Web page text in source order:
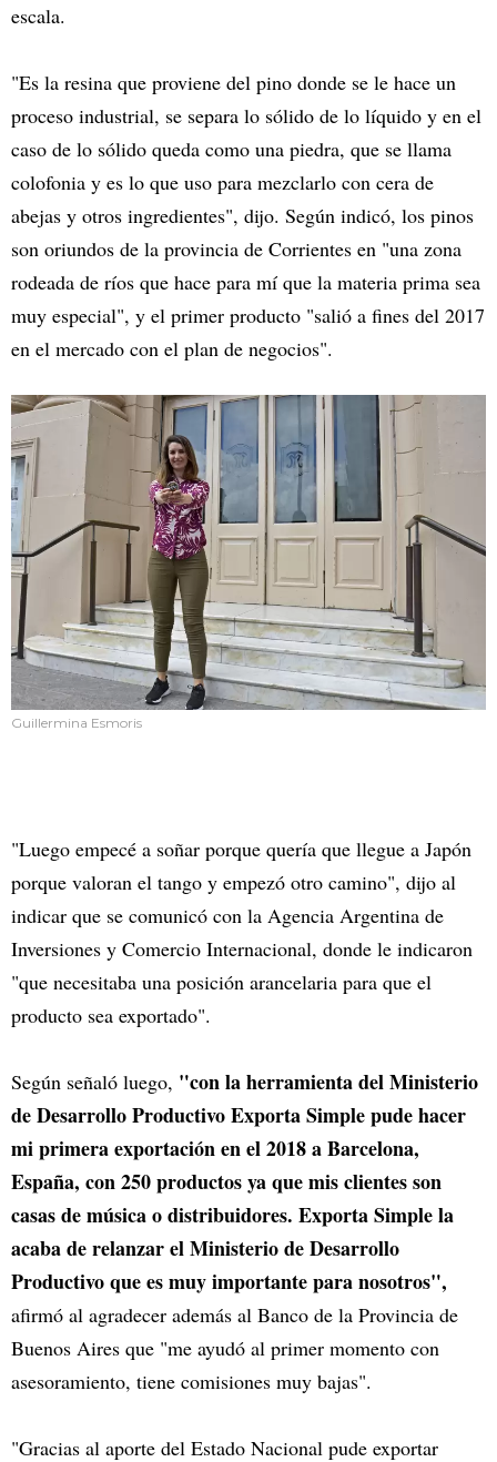
escala.
"Es la resina que proviene del pino donde se le hace un
proceso industrial, se separa lo sólido de lo líquido y en el
caso de lo sólido queda como una piedra, que se llama
colofonia y es lo que uso para mezclarlo con cera de
abejas y otros ingredientes", dijo. Según indicó, los pinos
son oriundos de la provincia de Corrientes en "una zona
rodeada de ríos que hace para mí que la materia prima sea
muy especial", y el primer producto "salió a fines del 2017
en el mercado con el plan de negocios".
Guillermina Esmoris
"Luego empecé a soñar porque quería que llegue a Japón
porque valoran el tango y empezó otro camino", dijo al
indicar que se comunicó con la Agencia Argentina de
Inversiones y Comercio Internacional, donde le indicaron
"que necesitaba una posición arancelaria para que el
producto sea exportado".
Según señaló luego, "con la herramienta del Ministerio
de Desarrollo Productivo Exporta Simple pude hacer
mi primera exportación en el 2018 a Barcelona,
España, con 250 productos ya que mis clientes son
casas de música o distribuidores. Exporta Simple la
acaba de relanzar el Ministerio de Desarrollo
Productivo que es muy importante para nosotros",
afirmó al agradecer además al Banco de la Provincia de
Buenos Aires que "me ayudó al primer momento con
asesoramiento, tiene comisiones muy bajas".
"Gracias al aporte del Estado Nacional pude exportar